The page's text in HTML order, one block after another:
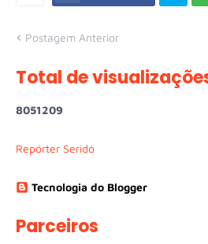
Postagem Anterior
Total de
8051209
Repórter Seridó
Tecnologia do Blogger
Parceiros